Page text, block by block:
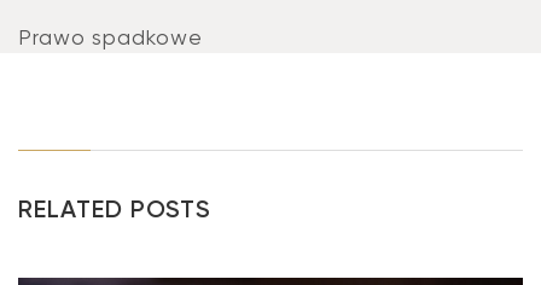
Prawo spadkowe
RELATED POSTS